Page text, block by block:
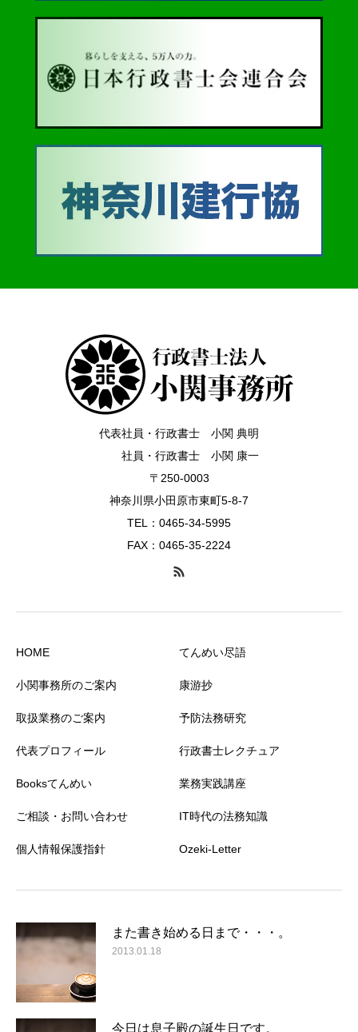
代表社員・行政書士 小関 典明
社員・行政書士 小関 康一
〒250-0003
神奈川県小田原市東町5-8-7
TEL：0465-34-5995
FAX：0465-35-2224
HOME
小関事務所のご案内
取扱業務のご案内
代表プロフィール
Booksてんめい
ご相談・お問い合わせ
個人情報保護指針
てんめい尽語
康游抄
予防法務研究
行政書士レクチュア
業務実践講座
IT時代の法務知識
Ozeki-Letter
また書き始める日まで・・・。
2013.01.18
今日は息子殿の誕生日です。